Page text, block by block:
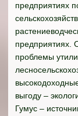
предприятиях
предприятиях.
проблемы
выгоду –
Гумус –